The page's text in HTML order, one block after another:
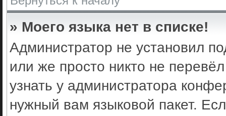
» Моего языка нет в списке!
Администратор не установил
или же просто никто не
узнать у администратора
нужный вам языковой пакет.